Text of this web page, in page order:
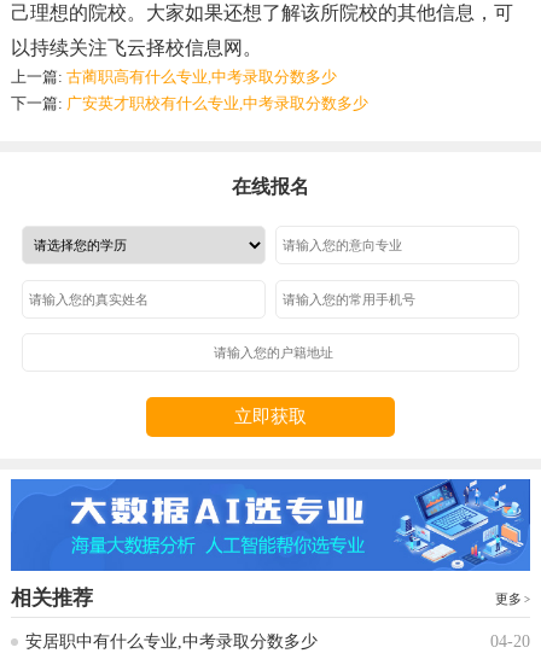
己理想的院校。大家如果还想了解该所院校的其他信息，可
以持续关注飞云择校信息网。
上一篇: 古蔺职高有什么专业,中考录取分数多少
下一篇: 广安英才职校有什么专业,中考录取分数多少
在线报名
立即获取
相关推荐 更多
安居职中有什么专业,中考录取分数多少 04-20